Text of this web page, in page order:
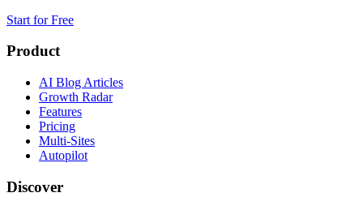
Start for Free
Product
AI Blog Articles
Growth Radar
Features
Pricing
Multi-Sites
Autopilot
Discover